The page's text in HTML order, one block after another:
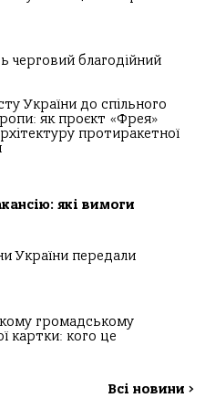
черговий благодійний
України до спільного
як проєкт «Фрея»
протиракетної
які вимоги
України передали
громадському
картки: кого це
Всі новини >